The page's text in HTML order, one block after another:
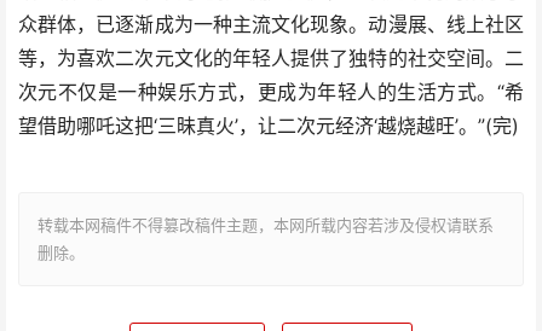
众群体，已逐渐成为一种主流文化现象。动漫展、线上社区
等，为喜欢二次元文化的年轻人提供了独特的社交空间。二
次元不仅是一种娱乐方式，更成为年轻人的生活方式。“希
望借助哪吒这把‘三昧真火’，让二次元经济‘越烧越旺’。”(完)
转载本网稿件不得篡改稿件主题，本网所载内容若涉及侵权请联系
删除。